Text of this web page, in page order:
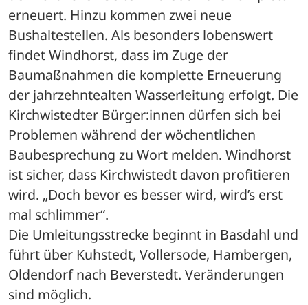
erneuert. Hinzu kommen zwei neue
Bushaltestellen. Als besonders lobenswert
findet Windhorst, dass im Zuge der
Baumaßnahmen die komplette Erneuerung
der jahrzehntealten Wasserleitung erfolgt. Die
Kirchwistedter Bürger:innen dürfen sich bei
Problemen während der wöchentlichen
Baubesprechung zu Wort melden. Windhorst
ist sicher, dass Kirchwistedt davon profitieren
wird. „Doch bevor es besser wird, wird’s erst
mal schlimmer“.
Die Umleitungsstrecke beginnt in Basdahl und
führt über Kuhstedt, Vollersode, Hambergen,
Oldendorf nach Beverstedt. Veränderungen
sind möglich.